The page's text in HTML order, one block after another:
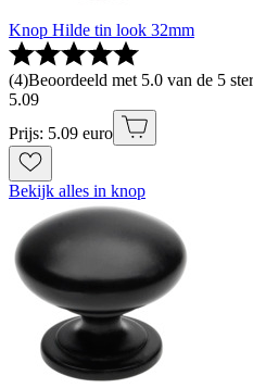
Knop Hilde tin look 32mm
(4)Beoordeeld met 5.0 van de 5
5.09
Prijs: 5.09 euro
Bekijk alles in knop